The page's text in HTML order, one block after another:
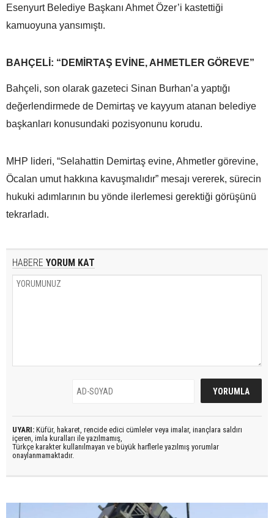
Esenyurt Belediye Başkanı Ahmet Özer’i kastettiği
kamuoyuna yansımıştı.
BAHÇELİ: “DEMİRTAŞ EVİNE, AHMETLER GÖREVE”
Bahçeli, son olarak gazeteci Sinan Burhan’a yaptığı
değerlendirmede de Demirtaş ve kayyum atanan belediye
başkanları konusundaki pozisyonunu korudu.
MHP lideri, “Selahattin Demirtaş evine, Ahmetler görevine,
Öcalan umut hakkına kavuşmalıdır” mesajı vererek, sürecin
hukuki adımlarının bu yönde ilerlemesi gerektiği görüşünü
tekrarladı.
HABERE YORUM KAT
UYARI: Küfür, hakaret, rencide edici cümleler veya imalar, inançlara saldırı
içeren, imla kuralları ile yazılmamış,
Türkçe karakter kullanılmayan ve büyük harflerle yazılmış yorumlar
onaylanmamaktadır.